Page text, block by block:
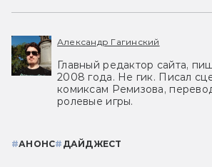
Александр Гагинский
Главный редактор сайта,
2008 года. Не гик. Писал
комиксам Ремизова,
ролевые игры.
#АНОНС# ДАЙДЖЕСТ